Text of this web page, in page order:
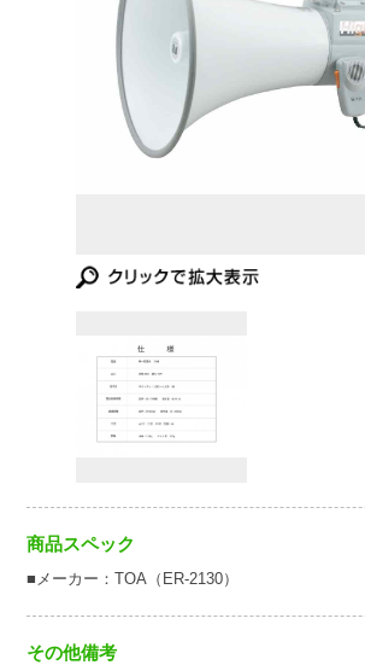
商品スペック
■メーカー：TOA（ER-2130）
その他備考